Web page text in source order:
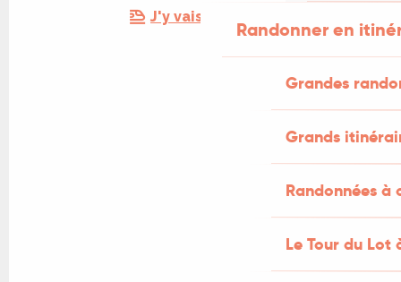
Randonner en
Grandes
Grands
Randonnées
Le Tour du Lot
J'y vais en train !